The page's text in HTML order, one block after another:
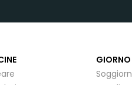
GIORNO